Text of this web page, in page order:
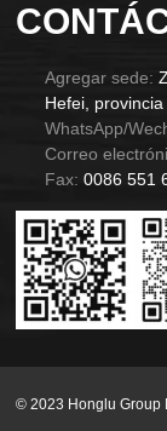
Agregar sede:
Hefei,
WhatsApp/
Correo
Fax: 0086 551
© 2023 Honglu Group